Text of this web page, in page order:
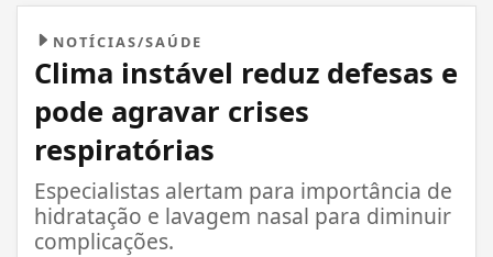
NOTÍCIAS/SAÚDE
Clima instável reduz defesas e
pode agravar crises
respiratórias
Especialistas alertam para importância de
hidratação e lavagem nasal para diminuir
complicações.